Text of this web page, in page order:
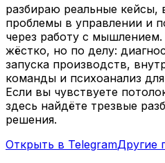
разбираю реальные
проблемы в управлении и
через работу с
жёстко, но по делу:
запуска производств,
команды и психоанализ
Если вы чувствуете
здесь найдёте трезвые
решения.
Открыть в TelegramДругие